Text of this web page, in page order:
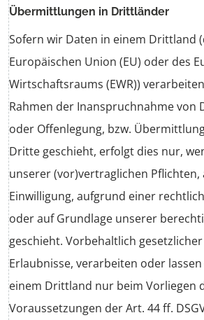
Übermittlungen in Drittländer
Sofern wir Daten in einem Drittland
Europäischen Union (EU) oder des
Wirtschaftsraums (EWR))
Rahmen der Inanspruchnahme von
oder Offenlegung, bzw.
Dritte geschieht, erfolgt dies nur,
unserer (vor)vertraglichen
Einwilligung, aufgrund einer
oder auf Grundlage unserer
geschieht. Vorbehaltlich
Erlaubnisse, verarbeiten oder
einem Drittland nur beim Vorliegen
Voraussetzungen der Art. 44 ff.